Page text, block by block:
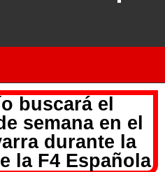
buscará el
semana en el
durante la
la F4 Española